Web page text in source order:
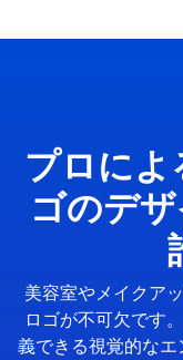
プロによ
ゴのデ
美容室やメイクア
ロゴが不可欠です
義できる視覚的な